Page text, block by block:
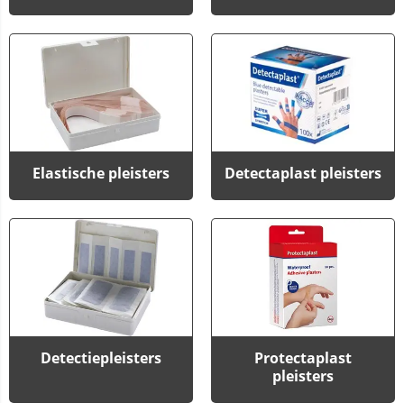
Elastische pleisters Detectaplast pleisters
Detectiepleisters
Protectaplast
pleisters